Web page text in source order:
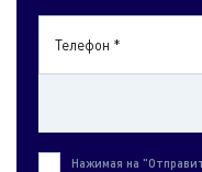
Телефон *
Нажимая на